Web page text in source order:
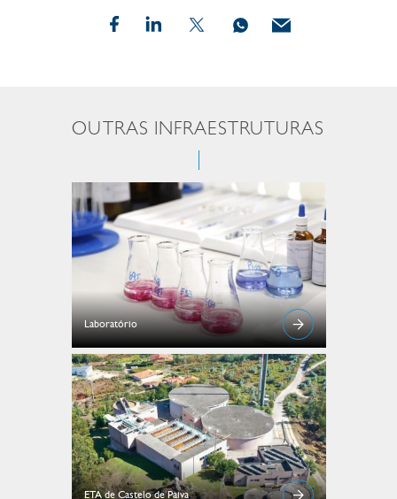
OUTRAS INFRAESTRUTURAS
Laboratório
ETA de Castelo de Paiva